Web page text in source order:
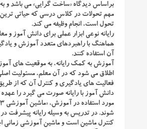
براساس دیدگاه «ساخت گرایی» می باشد و
مهم تحولات در کلاس درسی که حیاتی ترین
تحول است، انجام وظیفه می کند.
رایانه نوعی ابزار عملی برای دانش آموز و
هماهنگ با راهبردهای متعدد آموزش و
آن استفاده کنند.
آموزش به کمک رایانه، به موقعیت های
اطلاق می شود که در آن معلم، مسئولیت
فعالیت های یادگیری و کنترل آن که از
دانش آموز با رایانه صورت می گیرد را عهده
شوند. در تدریس به وسیله رایانه پیشرفت در
کنترل ماشین است و ماشین آموزشی زمانی